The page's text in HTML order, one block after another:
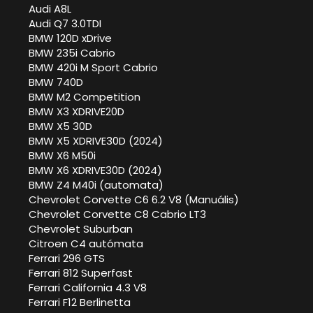
Audi A8L
Audi Q7 3.0TDI
BMW 120D xDrive
BMW 235i Cabrio
BMW 420i M Sport Cabrio
BMW 740D
BMW M2 Competition
BMW X3 XDRIVE20D
BMW X5 30D
BMW X5 XDRIVE30D (2024)
BMW X6 M50i
BMW X6 XDRIVE30D (2024)
BMW Z4 M40i (automata)
Chevrolet Corvette C6 6.2 V8 (Manuális)
Chevrolet Corvette C8 Cabrio LT3
Chevrolet Suburban
Citroen C4 autómata
Ferrari 296 GTS
Ferrari 812 Superfast
Ferrari California 4.3 V8
Ferrari F12 Berlinetta